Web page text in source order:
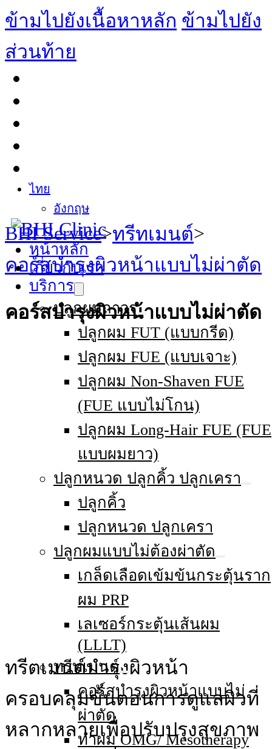
ข้ามไปยังเนื้อหาหลัก ข้ามไปยัง
ส่วนท้าย
ไทย
อังกฤษ
หน้าหลัก
เกี่ยวกับเรา
บริการ
ปลูกผมถาวร
ปลูกผม FUT (แบบกรีด)
ปลูกผม FUE (แบบเจาะ)
ปลูกผม Non-Shaven FUE
(FUE แบบไม่โกน)
ปลูกผม Long-Hair FUE (FUE
แบบผมยาว)
ปลูกหนวด ปลูกคิ้ว ปลูกเครา
ปลูกคิ้ว
ปลูกหนวด ปลูกเครา
ปลูกผมแบบไม่ต้องผ่าตัด
เกล็ดเลือดเข้มข้นกระตุ้นราก
ผม PRP
เลเซอร์กระตุ้นเส้นผม
(LLLT)
ทรีทเมนต์
คอร์สบำรุงผิวหน้าแบบไม่
ผ่าตัด
ทําผม OMG/ Mesotherapy
BHI Service>ทรีทเมนต์>
คอร์สบำรุงผิวหน้าแบบไม่ผ่าตัด
คอร์สบำรุงผิวหน้าแบบไม่ผ่าตัด
ทรีตเมนต์บํารุงผิวหน้า
ครอบคลุมขั้นตอนการดูแลผิวที่
หลากหลายเพื่อปรับปรุงสุขภาพ